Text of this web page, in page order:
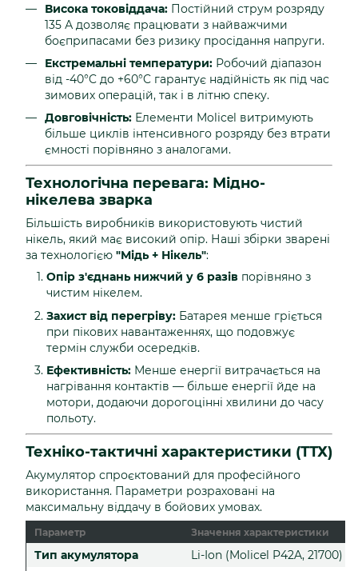
Висока токовіддача: Постійний струм розряду
135 А дозволяє працювати з найважчими
боєприпасами без ризику просідання напруги.
Екстремальні температури: Робочий діапазон
від -40°C до +60°C гарантує надійність як під час
зимових операцій, так і в літню спеку.
Довговічність: Елементи Molicel витримують
більше циклів інтенсивного розряду без втрати
ємності порівняно з аналогами.
Технологічна перевага: Мідно-
нікелева зварка
Більшість виробників використовують чистий
нікель, який має високий опір. Наші збірки зварені
за технологією "Мідь + Нікель":
Опір з'єднань нижчий у 6 разів порівняно з
чистим нікелем.
Захист від перегріву: Батарея менше гріється
при пікових навантаженнях, що подовжує
термін служби осередків.
Ефективність: Менше енергії витрачається на
нагрівання контактів — більше енергії йде на
мотори, додаючи дорогоцінні хвилини до часу
польоту.
Техніко-тактичні характеристики (ТТХ)
Акумулятор спроєктований для професійного
використання. Параметри розраховані на
максимальну віддачу в бойових умовах.
Параметр Значення характеристики
Тип акумулятора
Li-Ion (Molicel P42A, 21700)